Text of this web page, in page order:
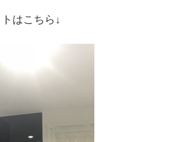
はこちら↓